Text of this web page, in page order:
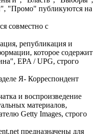
"Промо" публикуются на
совместно с
републикация и
которое содержит
EPA / UPG, строго
Я- Корреспондент
и воспроизведение
материалов,
Getty Images, строго
предназначены для